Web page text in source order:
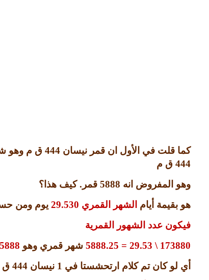
كما قلت في الأول ان قمر نيسان 444 ق م وهو
444 ق م
وهو المفروض انه 5888 قمر .كيف هذا؟
هو بقيمة أيام الشهر القمري 29.530 يوم ومن
فيكون عدد الشهور القمرية
173880 \ 29.53 = 5888.25
شهر قمري وهو 5888
أي لو كان تم كلام ارتحشستا في 1 نيسان 444 ق